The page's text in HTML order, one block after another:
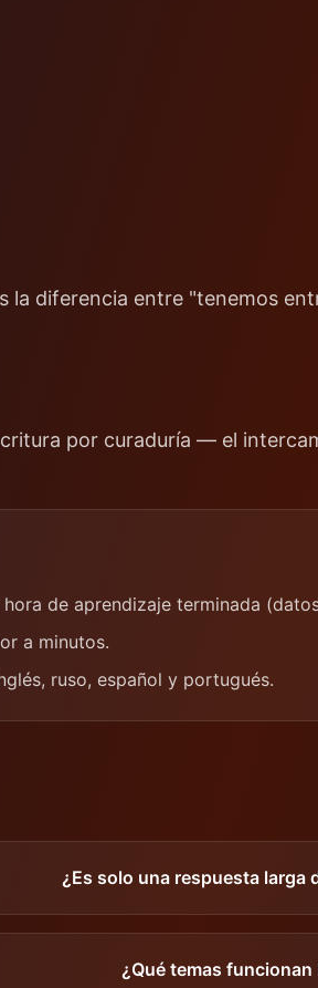
la diferencia entre "tenemos
por curaduría — el
de aprendizaje terminada
a minutos.
ruso, español y portugués.
¿Es solo una respuesta larga
¿Qué temas funcionan